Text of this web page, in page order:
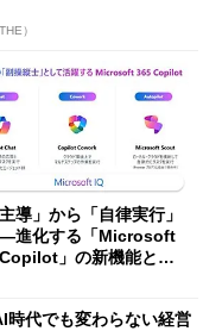
）
主導」から「自律実行」
進化する「Microsoft
」の新機能とエ
時代でも変わらない経営